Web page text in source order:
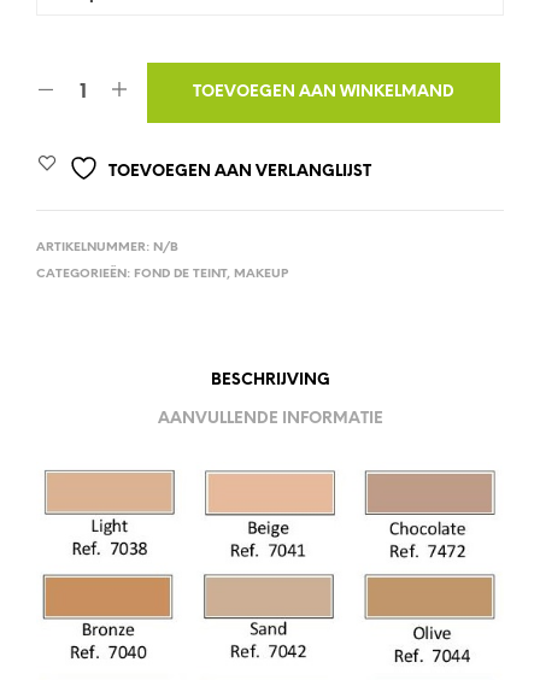
TOEVOEGEN AAN WINKELMAND
T
E
R
TOEVOEGEN AAN VERLANGLIJST
ARTIKELNUMMER: N/B
CATEGORIEËN: FOND DE TEINT, MAKEUP
BESCHRIJVING
AANVULLENDE INFORMATIE